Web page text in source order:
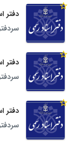
دفتر
دفتر
دفتر